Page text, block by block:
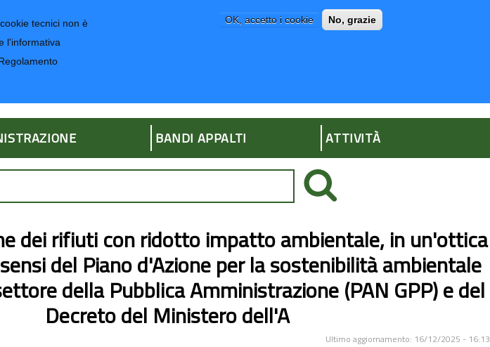
tecnici non è
l'informativa
OK, accetto i cookie No, grazie
BANDI APPALTI ATTIVITÀ
dei rifiuti con ridotto impatto ambientale, in un'ottica
del Piano d'Azione per la sostenibilità ambientale
della Pubblica Amministrazione (PAN GPP) e del
Decreto del Ministero dell'A
Ultimo aggiornamento: 16/12/2025 - 16:13